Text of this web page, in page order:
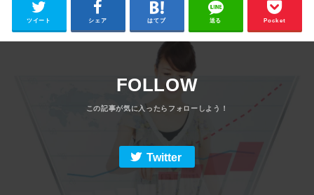
ツイート シェア はてブ 送る Pocket
FOLLOW
Twitter